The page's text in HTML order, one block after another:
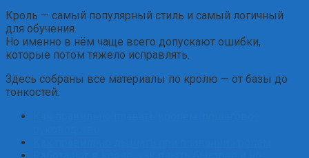
Кроль — самый популярный стиль и самый логичный
для обучения.
Но именно в нём чаще всего допускают ошибки,
которые потом тяжело исправлять.
Здесь собраны все материалы по кролю — от базы до
тонкостей: